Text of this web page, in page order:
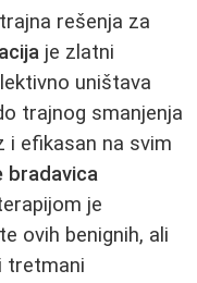
rešenja za
je zlatni
uništava
trajnog smanjenja
i efikasan na svim
bradavica
je
ovih benignih, ali
tretmani